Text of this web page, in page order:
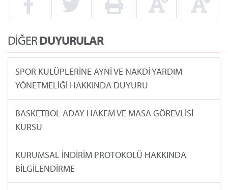
DİĞERDUYURULAR
SPOR KULÜPLERİNE AYNİ VE NAKDİ YARDIM
YÖNETMELİĞİ HAKKINDA DUYURU
BASKETBOL ADAY HAKEM VE MASA GÖREVLİSİ
KURSU
KURUMSAL İNDİRİM PROTOKOLÜ HAKKINDA
BİLGİLENDİRME